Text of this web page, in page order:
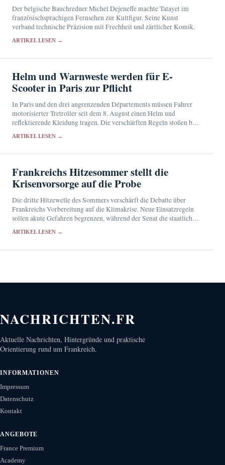
Der belgische Bauchredner Michel Dejeneffe machte Tatayet im
französischsprachigen Fernsehen zur Kultfigur. Seine Kunst
verband technische Präzision mit Frechheit und zärtlicher Komik.
ARTIKEL LESEN →
Helm und Warnweste werden für E-
Scooter in Paris zur Pflicht
In Paris und den drei angrenzenden Départements müssen Fahrer
motorisierter Tretroller seit dem 8. August einen Helm und
reflektierende Kleidung tragen. Die verschärften Regeln stoßen bei
ARTIKEL LESEN →
Frankreichs Hitzesommer stellt die
Krisenvorsorge auf die Probe
Die dritte Hitzewelle des Sommers verschärft die Debatte über
Frankreichs Vorbereitung auf die Klimakrise. Neue Einsatzregeln
sollen akute Gefahren begrenzen, während der Senat die staatliche
ARTIKEL LESEN →
NACHRICHTEN.FR
Aktuelle Nachrichten, Hintergründe und praktische
Orientierung rund um Frankreich.
INFORMATIONEN
Impressum
Datenschutz
Kontakt
ANGEBOTE
France Premium
Academy